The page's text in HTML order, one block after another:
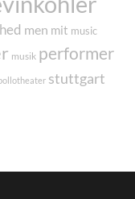
men mit music
musik performer
stuttgart